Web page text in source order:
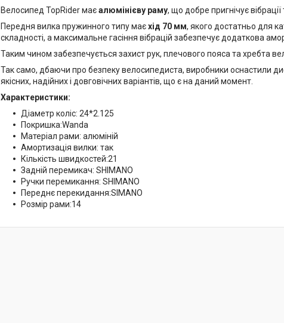
Велосипед TopRider маєалюмінієву раму, що добре пригнічує вібрації
Передня вилка пружинного типу маєхід 70 мм, якого достатньо для
складності, а максимальне гасіння вібрацій забезпечує додаткова
Таким чином забезпечується захист рук, плечового пояса та хребта
Так само, дбаючи про безпеку велосипедиста, виробники оснастили
якісних, надійних і довговічних варіантів, що є на даний момент.
Характеристики:
Діаметр коліс: 24*2.125
Покришка:Wanda
Матеріал рами: алюміній
Амортизація вилки: так
Кількість швидкостей:21
Задній перемикач: SHIMANO
Ручки перемикання: SHIMANO
Переднє перекидання:SIMANO
Розмір рами:14